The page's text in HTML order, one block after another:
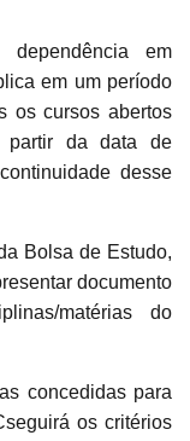
dependência em
em um período
os cursos abertos
partir da data de
desse
Bolsa de Estudo,
documento
matérias do
concedidas para
os critérios